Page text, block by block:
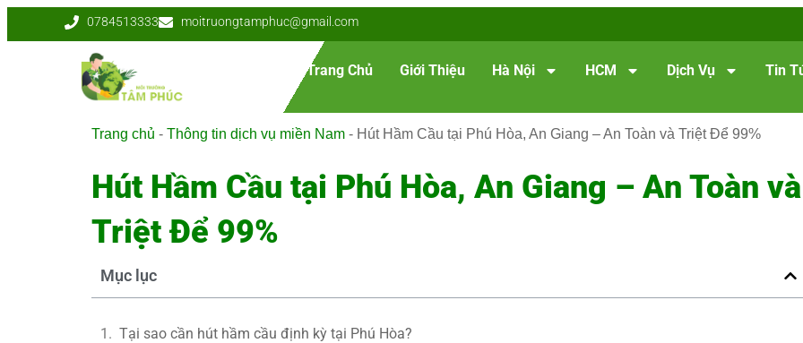
0784513333 moitruongtamphuc@gmail.com
Trang Chủ Giới Thiệu Hà Nội HCM Dịch Vụ Tin
Trang chủ - Thông tin dịch vụ miền Nam - Hút Hầm Cầu tại Phú Hòa, An Giang – An Toàn và Triệt Để 99%
Hút Hầm Cầu tại Phú Hòa, An Giang – An Toàn và
Triệt Để 99%
Mục lục
Tại sao cần hút hầm cầu định kỳ tại Phú Hòa?